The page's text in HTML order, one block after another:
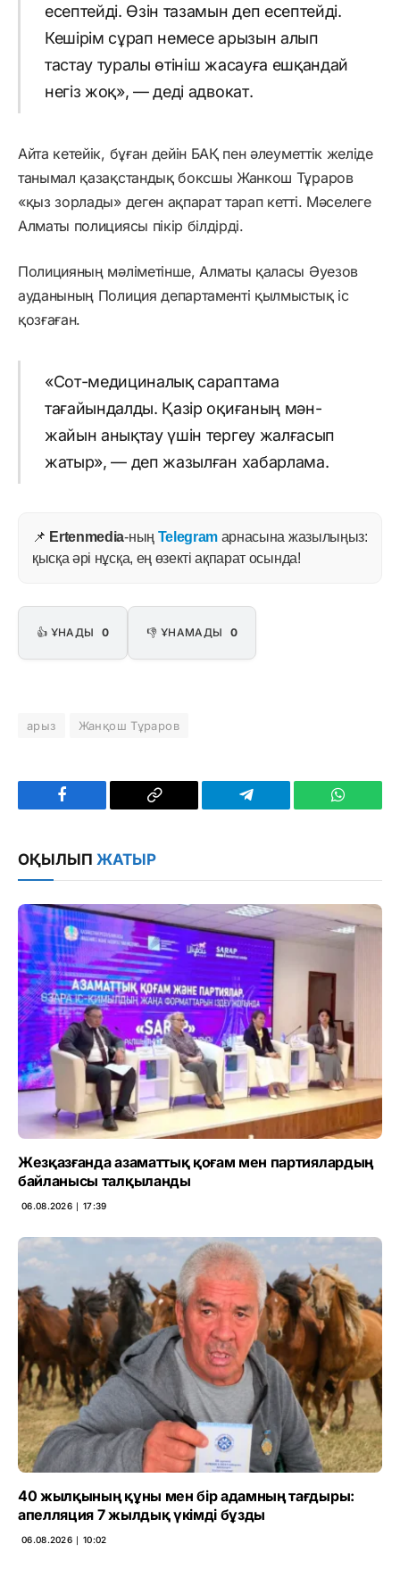
есептейді. Өзін тазамын деп есептейді.
Кешірім сұрап немесе арызын алып
тастау туралы өтініш жасауға ешқандай
негіз жоқ», — деді адвокат.
Айта кетейік, бұған дейін БАҚ пен әлеуметтік желіде
танымал қазақстандық боксшы Жанкош Тұраров
«қыз зорлады» деген ақпарат тарап кетті. Мәселеге
Алматы полициясы пікір білдірді.
Полицияның мәліметінше, Алматы қаласы Әуезов
ауданының Полиция департаменті қылмыстық іс
қозғаған.
«Сот-медициналық сараптама
тағайындалды. Қазір оқиғаның мән-
жайын анықтау үшін тергеу жалғасып
жатыр», — деп жазылған хабарлама.
📌 Ertenmedia-ның Telegram арнасына жазылыңыз:
қысқа әрі нұсқа, ең өзекті ақпарат осында!
👍 ҰНАДЫ 0 👎 ҰНАМАДЫ 0
арыз Жанқош Тұраров
Facebook
Copy
Telegram
ОҚЫЛЫП ЖАТЫР
Жезқазғанда азаматтық қоғам мен партиялардың
байланысы талқыланды
06.08.2026 ∣ 17:39
40 жылқының құны мен бір адамның тағдыры:
апелляция 7 жылдық үкімді бұзды
06.08.2026 ∣ 10:02